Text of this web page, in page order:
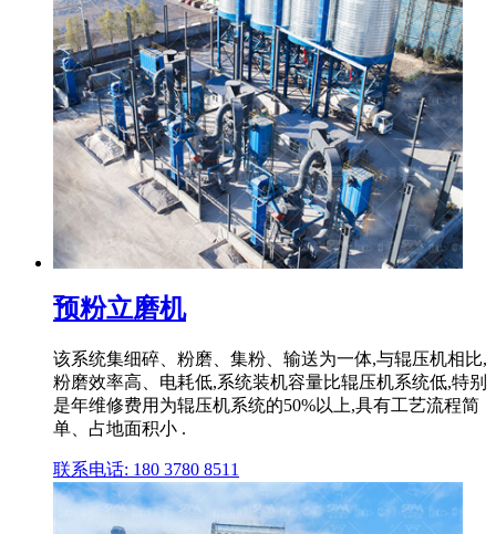
预粉立磨机
该系统集细碎、粉磨、集粉、输送为一体,与辊压机相比,
粉磨效率高、电耗低,系统装机容量比辊压机系统低,特别
是年维修费用为辊压机系统的50%以上,具有工艺流程简
单、占地面积小 .
联系电话: 180 3780 8511